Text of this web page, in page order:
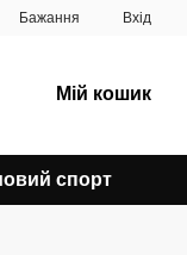
Бажання Вхід
Мій кошик
спорт